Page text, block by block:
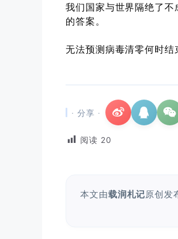
我们国家与世界隔绝了
的答案。
无法预测病毒清零何时结
· 分享 ·
阅读 20
本文由载润札记原创发